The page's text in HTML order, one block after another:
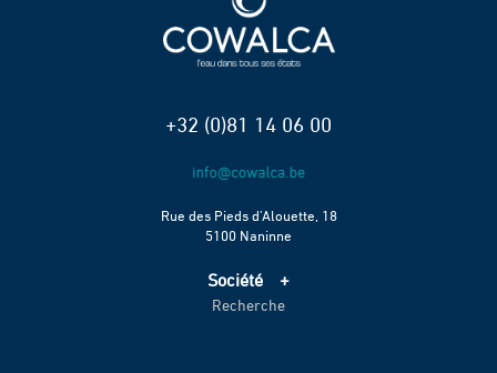
+32 (0)81 14 06 00
Rue des Pieds d’Alouette, 18
5100 Naninne
Société
Accueil
Recherche